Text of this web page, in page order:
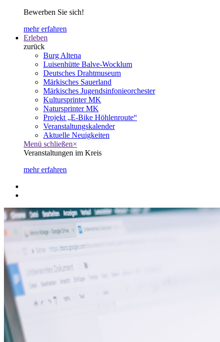
Bewerben Sie sich!
mehr erfahren
Erleben
zurück
Burg Altena
Luisenhütte Balve-Wocklum
Deutsches Drahtmuseum
Märkisches Sauerland
Märkisches Jugendsinfonieorchester
Kultursprinter MK
Natursprinter MK
Projekt „E-Bike Höhlenroute“
Veranstaltungskalender
Aktuelle Neuigkeiten
Menü schließen×
Veranstaltungen im Kreis
mehr erfahren